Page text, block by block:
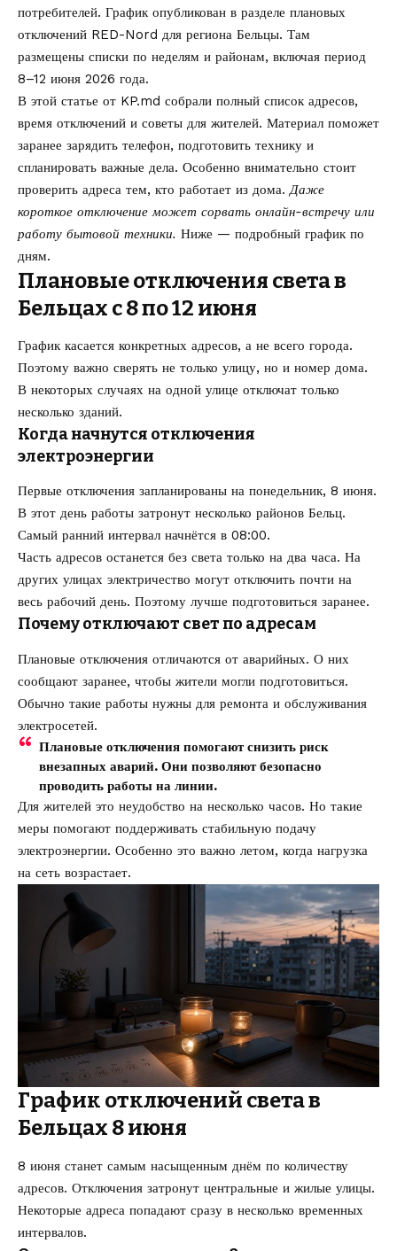
потребителей. График опубликован в разделе плановых
отключений RED-Nord для региона Бельцы. Там
размещены списки по неделям и районам, включая период
8–12 июня 2026 года.
В этой статье от KP.md собрали полный список адресов,
время отключений и советы для жителей. Материал поможет
заранее зарядить телефон, подготовить технику и
спланировать важные дела. Особенно внимательно стоит
проверить адреса тем, кто работает из дома. Даже
короткое отключение может сорвать онлайн-встречу или
работу бытовой техники. Ниже — подробный график по
дням.
Плановые отключения света в
Бельцах с 8 по 12 июня
График касается конкретных адресов, а не всего города.
Поэтому важно сверять не только улицу, но и номер дома.
В некоторых случаях на одной улице отключат только
несколько зданий.
Когда начнутся отключения
электроэнергии
Первые отключения запланированы на понедельник, 8 июня.
В этот день работы затронут несколько районов Бельц.
Самый ранний интервал начнётся в 08:00.
Часть адресов останется без света только на два часа. На
других улицах электричество могут отключить почти на
весь рабочий день. Поэтому лучше подготовиться заранее.
Почему отключают свет по адресам
Плановые отключения отличаются от аварийных. О них
сообщают заранее, чтобы жители могли подготовиться.
Обычно такие работы нужны для ремонта и обслуживания
электросетей.
Плановые отключения помогают снизить риск
внезапных аварий. Они позволяют безопасно
проводить работы на линии.
Для жителей это неудобство на несколько часов. Но такие
меры помогают поддерживать стабильную подачу
электроэнергии. Особенно это важно летом, когда нагрузка
на сеть возрастает.
График отключений света в
Бельцах 8 июня
8 июня станет самым насыщенным днём по количеству
адресов. Отключения затронут центральные и жилые улицы.
Некоторые адреса попадают сразу в несколько временных
интервалов.